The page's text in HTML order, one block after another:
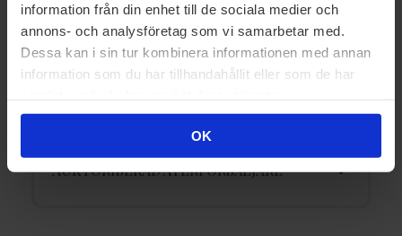
information från din enhet till de sociala medier och
annons- och analysföretag som vi samarbetar med.
Dessa kan i sin tur kombinera informationen med annan
information som du har tillhandahållit eller som de har
OK
AUKTORISERAD ÅTERFÖRSÄLJARE